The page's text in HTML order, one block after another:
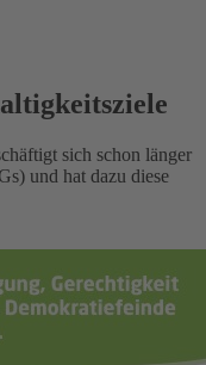
sich schon länger
und hat dazu diese